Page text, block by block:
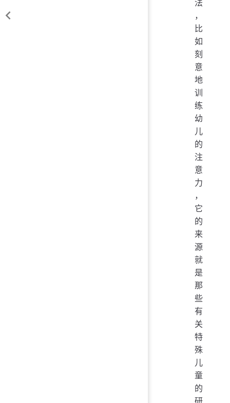
法
，
比
如
刻
意
地
训
练
幼
儿
的
注
意
力
，
它
的
来
源
就
是
那
些
有
关
特
殊
儿
童
的